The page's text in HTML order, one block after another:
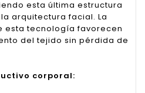
esta última estructura
arquitectura facial. La
esta tecnología favorecen
del tejido sin pérdida de
corporal: